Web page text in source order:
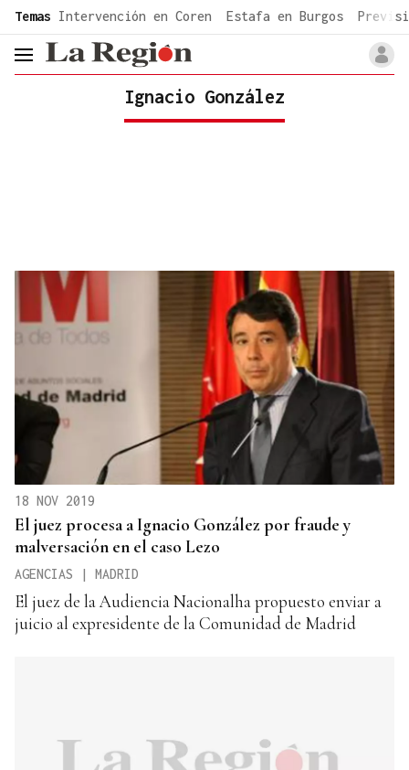
common.go-to-content
Temas Intervención en Coren Estafa en Burgos
header.menu.open
Ignacio González
18 NOV 2019
El juez procesa a Ignacio González por fraude y
malversación en el caso Lezo
AGENCIAS | MADRID
El juez de la Audiencia Nacionalha propuesto enviar a
juicio al expresidente de la Comunidad de Madrid